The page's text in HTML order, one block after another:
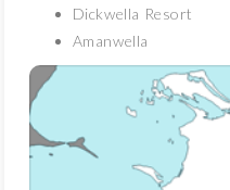
Dickwella Resort
Amanwella